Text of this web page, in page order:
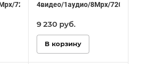
720р/1080р/1HDD/HDMI/VGA
4видео/1аудио/8Mpx/720р/
9 230 руб.
В корзину